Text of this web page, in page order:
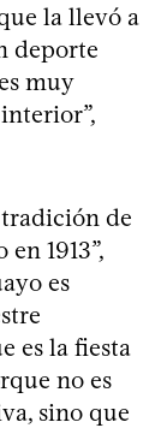
la llevó a
deporte
muy
de
1913”,
es
es la fiesta
no es
sino que